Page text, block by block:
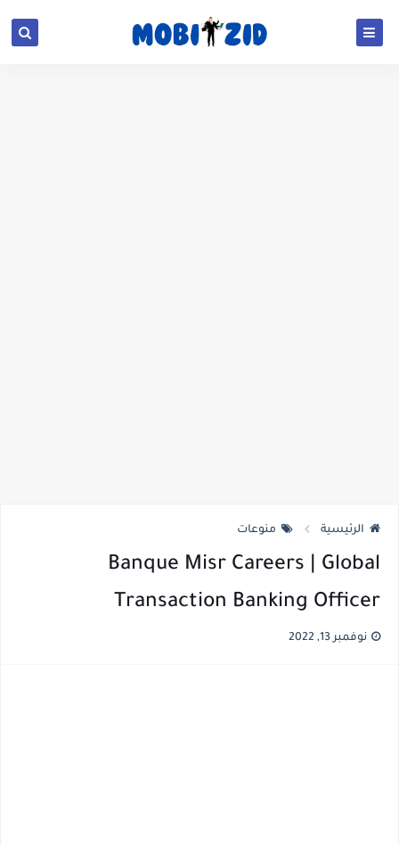
الرئيسية منوعات
Banque Misr Careers | Global
Transaction Banking Officer
نوفمبر 13, 2022